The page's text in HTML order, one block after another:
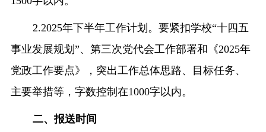
2.2025年下半年工作计划。要紧扣学校“十四五
事业发展规划”、第三次党代会工作部署和《2025年
党政工作要点》，突出工作总体思路、目标任务、
主要举措等，字数控制在1000字以内。
二、报送时间